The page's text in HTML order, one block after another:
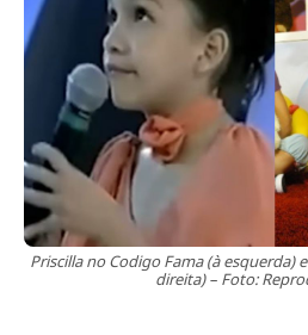
Priscilla no Codigo Fama (à esquerda)
direita) – Foto: